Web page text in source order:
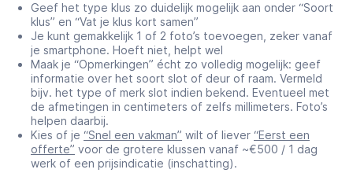
Geef het type klus zo duidelijk mogelijk aan onder “Soort
klus” en “Vat je klus kort samen”
Je kunt gemakkelijk 1 of 2 foto’s toevoegen, zeker vanaf
je smartphone. Hoeft niet, helpt wel
Maak je “Opmerkingen” écht zo volledig mogelijk: geef
informatie over het soort slot of deur of raam. Vermeld
bijv. het type of merk slot indien bekend. Eventueel met
de afmetingen in centimeters of zelfs millimeters. Foto’s
helpen daarbij.
Kies of je “Snel een vakman” wilt of liever “Eerst een
offerte” voor de grotere klussen vanaf ~€500 / 1 dag
werk of een prijsindicatie (inschatting).